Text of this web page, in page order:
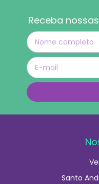
Receba
Santo